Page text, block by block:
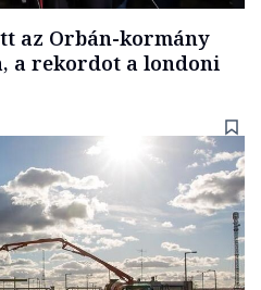
az Orbán-kormány
a rekordot a londoni